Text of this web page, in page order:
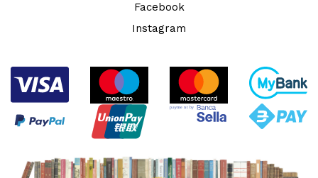
Facebook
Instagram